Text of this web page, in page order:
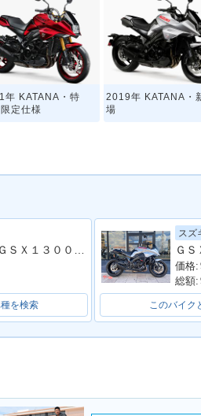
年 KATANA・特
定仕様
2019年 KATANA・
場
を検索
スズ
価格:
総額:
このバイク